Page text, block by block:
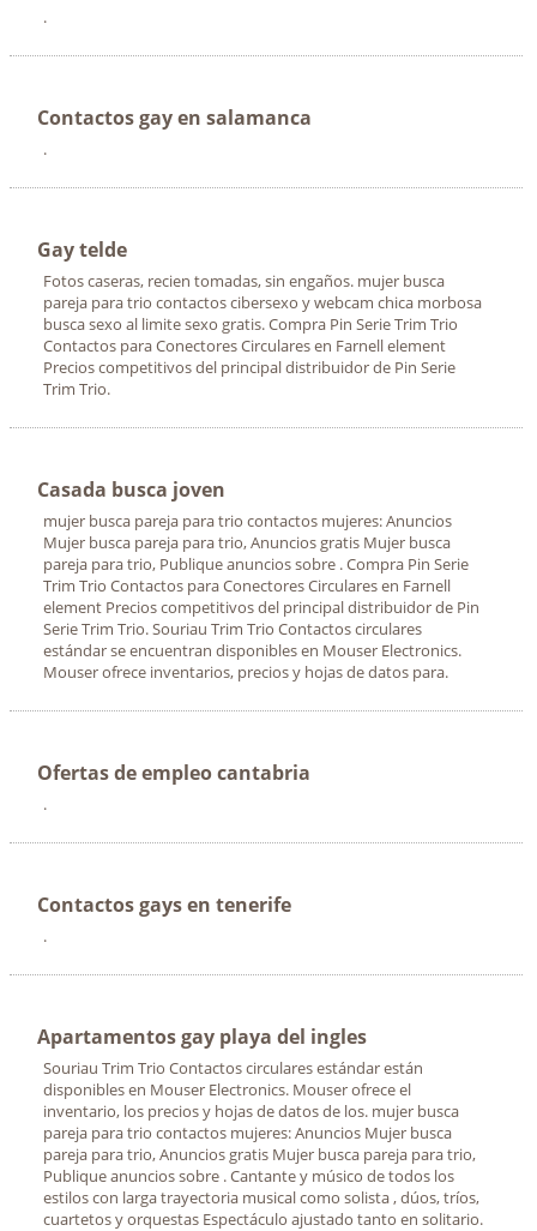
.
Contactos gay en salamanca
.
Gay telde
Fotos caseras, recien tomadas, sin engaños. mujer busca
pareja para trio contactos cibersexo y webcam chica morbosa
busca sexo al limite sexo gratis. Compra Pin Serie Trim Trio
Contactos para Conectores Circulares en Farnell element
Precios competitivos del principal distribuidor de Pin Serie
Trim Trio.
Casada busca joven
mujer busca pareja para trio contactos mujeres: Anuncios
Mujer busca pareja para trio, Anuncios gratis Mujer busca
pareja para trio, Publique anuncios sobre . Compra Pin Serie
Trim Trio Contactos para Conectores Circulares en Farnell
element Precios competitivos del principal distribuidor de Pin
Serie Trim Trio. Souriau Trim Trio Contactos circulares
estándar se encuentran disponibles en Mouser Electronics.
Mouser ofrece inventarios, precios y hojas de datos para.
Ofertas de empleo cantabria
.
Contactos gays en tenerife
.
Apartamentos gay playa del ingles
Souriau Trim Trio Contactos circulares estándar están
disponibles en Mouser Electronics. Mouser ofrece el
inventario, los precios y hojas de datos de los. mujer busca
pareja para trio contactos mujeres: Anuncios Mujer busca
pareja para trio, Anuncios gratis Mujer busca pareja para trio,
Publique anuncios sobre . Cantante y músico de todos los
estilos con larga trayectoria musical como solista , dúos, tríos,
cuartetos y orquestas Espectáculo ajustado tanto en solitario.